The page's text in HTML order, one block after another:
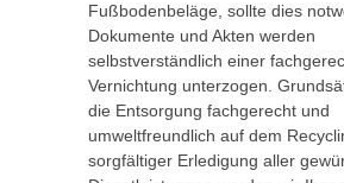
Fußbodenbeläge, sollte dies
Dokumente und Akten werden
selbstverständlich einer
Vernichtung unterzogen.
die Entsorgung fachgerecht und
umweltfreundlich auf dem
sorgfältiger Erledigung aller